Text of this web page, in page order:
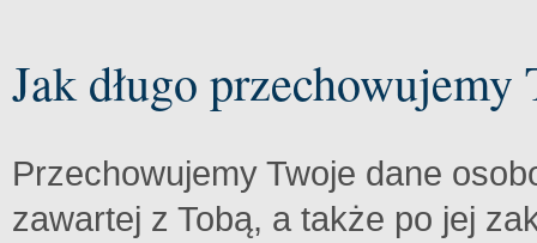
Jak długo przechowujemy
Przechowujemy Twoje dane
zawartej z Tobą, a także po jej